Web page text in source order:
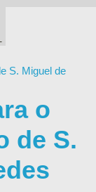
o
de S.